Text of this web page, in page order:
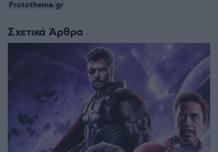
Σχετικά Άρθρα
Protothema.gr